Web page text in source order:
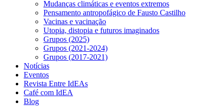
Mudanças climáticas e eventos extremos
Pensamento antropofágico de Fausto Castilho
Vacinas e vacinação
Utopia, distopia e futuros imaginados
Grupos (2025)
Grupos (2021-2024)
Grupos (2017-2021)
Notícias
Eventos
Revista Entre IdEAs
Café com IdEA
Blog